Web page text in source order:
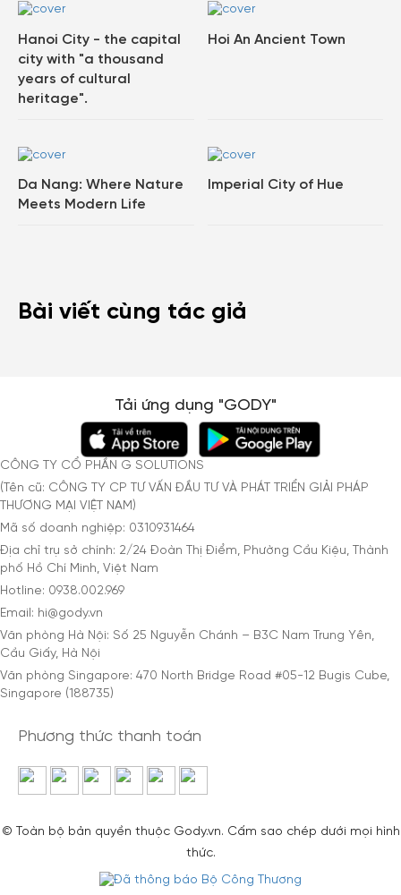
Hanoi City - the capital
city with "a thousand
years of cultural
heritage".
Hoi An Ancient Town
Da Nang: Where Nature
Meets Modern Life
Imperial City of Hue
Bài viết cùng tác giả
Tải ứng dụng "GODY"
CÔNG TY CỔ PHẦN G SOLUTIONS
(Tên cũ: CÔNG TY CP TƯ VẤN ĐẦU TƯ VÀ PHÁT TRIỂN GIẢI PHÁP
THƯƠNG MẠI VIỆT NAM)
Mã số doanh nghiệp: 0310931464
Địa chỉ trụ sở chính: 2/24 Đoàn Thị Điểm, Phường Cầu Kiệu, Thành
phố Hồ Chí Minh, Việt Nam
Hotline: 0938.002.969
Email: hi@gody.vn
Văn phòng Hà Nội: Số 25 Nguyễn Chánh – B3C Nam Trung Yên,
Cầu Giấy, Hà Nội
Văn phòng Singapore: 470 North Bridge Road #05-12 Bugis Cube,
Singapore (188735)
Phương thức thanh toán
© Toàn bộ bản quyền thuộc Gody.vn. Cấm sao chép dưới mọi hình
thức.